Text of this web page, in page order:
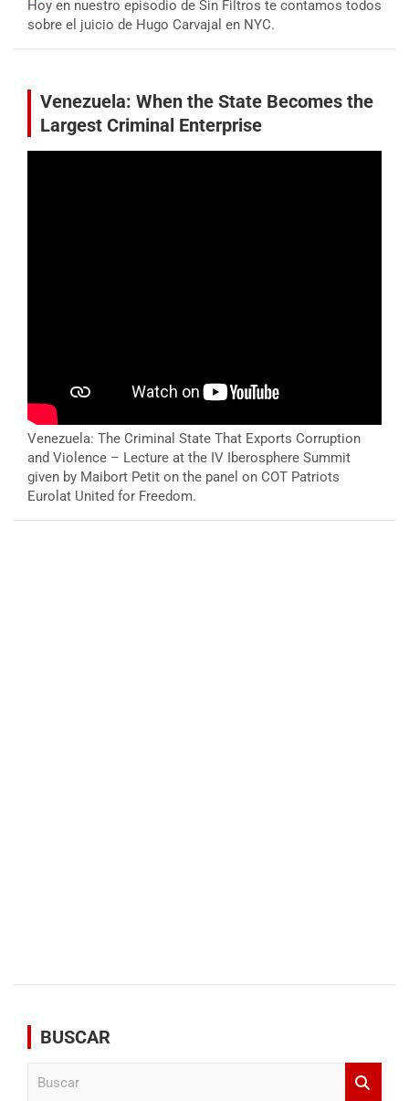
Hoy en nuestro episodio de Sin Filtros te contamos todos
sobre el juicio de Hugo Carvajal en NYC.
Venezuela: When the State Becomes the
Largest Criminal Enterprise
Venezuela: The Criminal State That Exports Corruption
and Violence – Lecture at the IV Iberosphere Summit
given by Maibort Petit on the panel on COT Patriots
Eurolat United for Freedom.
BUSCAR